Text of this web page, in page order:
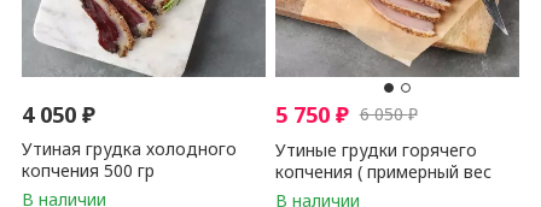
4 050₽
Утиная грудка холодного
копчения 500 гр
5 750₽ 6 050₽
Утиные грудки горячего
копчения ( примерный вес
грудки 0,25 - 0,35 гр ) 1 кг